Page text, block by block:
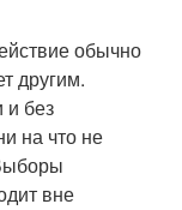
обычно
другим.
и без
на что не
вне